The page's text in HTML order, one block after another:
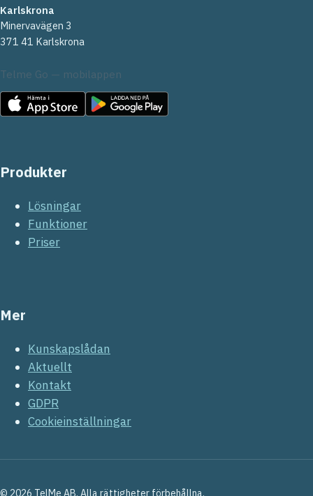
Karlskrona
Minervavägen 3
371 41 Karlskrona
Telme Go — mobilappen
Produkter
Lösningar
Funktioner
Priser
Mer
Kunskapslådan
Aktuellt
Kontakt
GDPR
Cookieinställningar
© 2026 TelMe AB. Alla rättigheter förbehållna.